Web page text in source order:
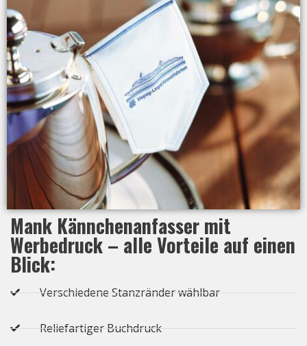
Mank Kännchenanfasser mit
Werbedruck – alle Vorteile auf einen
Blick:
Verschiedene Stanzränder wählbar
Reliefartiger Buchdruck